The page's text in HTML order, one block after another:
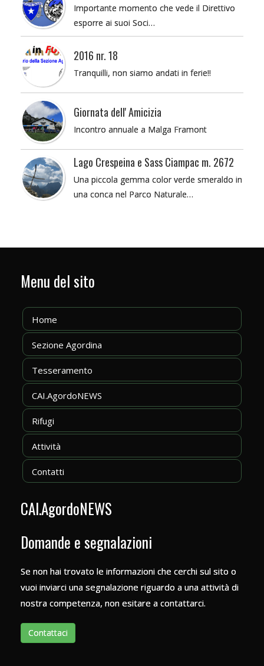
Importante momento che vede il Direttivo
esporre ai suoi Soci…
2016 nr. 18
Tranquilli, non siamo andati in ferie!!
Giornata dell' Amicizia
Incontro annuale a Malga Framont
Lago Crespeina e Sass Ciampac m. 2672
Una piccola gemma color verde smeraldo in
una conca nel Parco Naturale…
Menu del sito
Home
Sezione Agordina
Tesseramento
CAI.AgordoNEWS
Rifugi
Attività
Contatti
CAI.AgordoNEWS
Domande e segnalazioni
Se non hai trovato le informazioni che cerchi sul sito o
vuoi inviarci una segnalazione riguardo a una attività di
nostra competenza, non esitare a contattarci.
Contattaci